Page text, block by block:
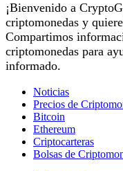
¡Bienvenido a
criptomonedas y
Compartimos
criptomonedas para
informado.
Noticias
Precios de
Bitcoin
Ethereum
Criptocarteras
Bolsas de